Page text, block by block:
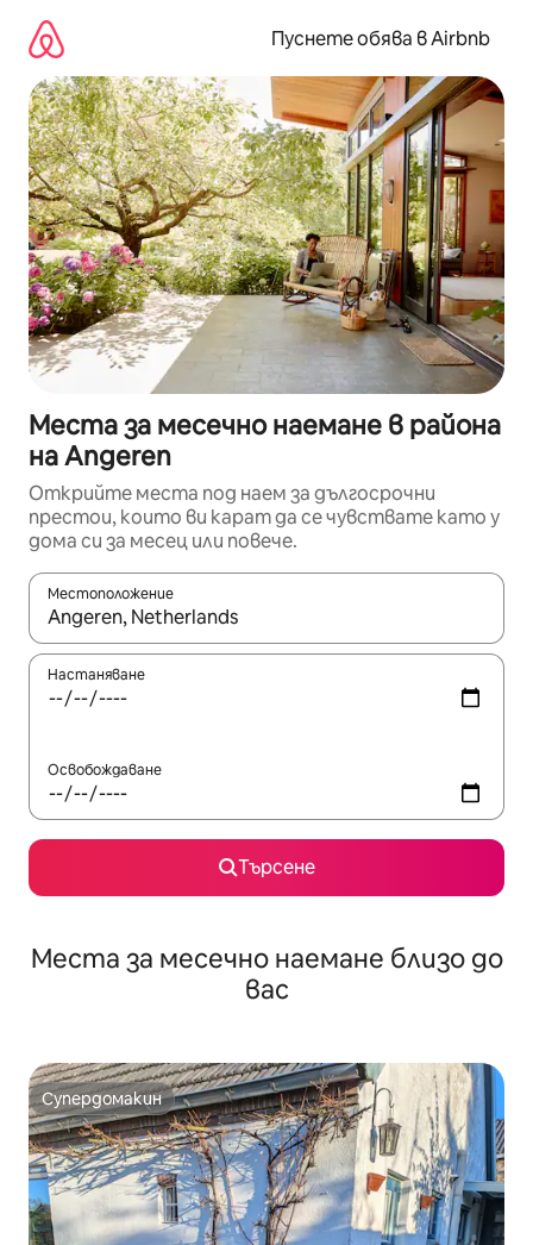
съдържанието
Пуснете обява в Airbnb
Места за месечно наемане в района
на Angeren
Открийте места под наем за дългосрочни
престои, които ви карат да се чувствате като у
дома си за месец или повече.
Местоположение
Когато резултатите се покажат, използвайте
Настаняване
Освобождаване
Търсене
Места за месечно наемане близо до
вас
Супердомакин
Супердомакин